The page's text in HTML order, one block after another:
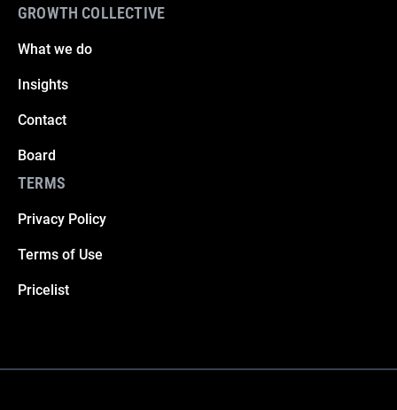
GROWTH COLLECTIVE
What we do
Insights
Contact
Board
TERMS
Privacy Policy
Terms of Use
Pricelist